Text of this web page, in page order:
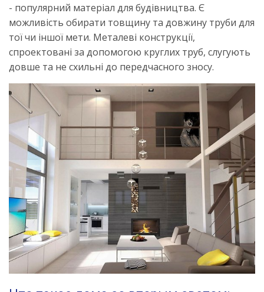
- популярний матеріал для будівництва. Є
можливість обирати товщину та довжину труби для
тої чи іншої мети. Металеві конструкції,
спроектовані за допомогою круглих труб, слугують
довше та не схильні до передчасного зносу.